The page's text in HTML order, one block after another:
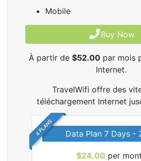
Mobile
Buy Now
À partir de $52.00 par mois
Internet.
TravelWifi offre des
téléchargement Internet
4 PLANS Data Plan 7 Days -
$24.00 per